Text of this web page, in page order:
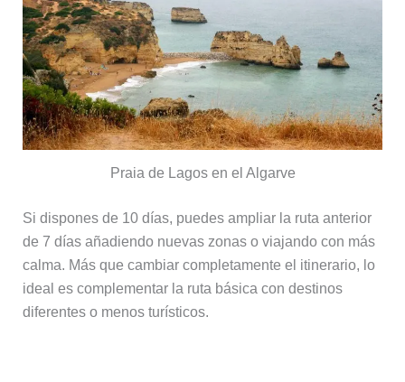
Praia de Lagos en el Algarve
Si dispones de 10 días, puedes ampliar la ruta anterior
de 7 días añadiendo nuevas zonas o viajando con más
calma. Más que cambiar completamente el itinerario, lo
ideal es complementar la ruta básica con destinos
diferentes o menos turísticos.